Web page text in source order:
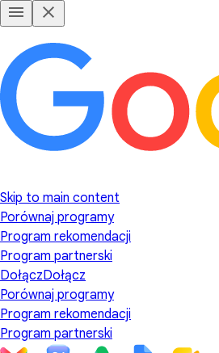
Skip to main content
Porównaj programy
Program rekomendacji
Program partnerski
DołączDołącz
Porównaj programy
Program rekomendacji
Program partnerski